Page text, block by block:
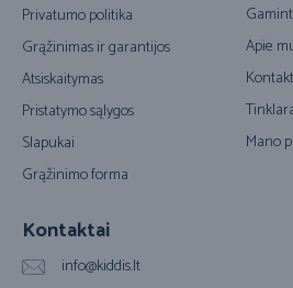
Privatumo politika
Grąžinimas ir garantijos
Atsiskaitymas
Pristatymo sąlygos
Slapukai
Grąžinimo forma
Apie
Mano
Kontaktai
info@kiddis.lt